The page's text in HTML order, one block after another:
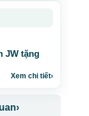
JW tặng
Xem chi tiết›
›